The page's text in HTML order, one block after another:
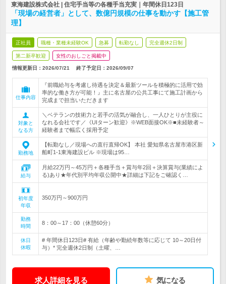
東海建設株式会社 | 住宅手当等の各種手当充実｜年間休日123日
「現場の経営者」として、数億円規模の仕事を動かす【施工管
理】
正社員 職種・業種未経験OK 急募 転勤なし 完全週休2日制
第二新卒歓迎 女性のおしごと掲載中
情報更新日：2026/07/21 終了予定日： 2026/09/07
仕事内容
『前職給与を考慮し待遇を決定＆最新ツールを積極的に活用で効
率的な働き方が可能！』主に名古屋の公共工事にて施工計画から
完成まで担当いただきます
対象と
なる方
＼ベテランの技術力と若手の活気が融合し、一人ひとりが主役に
なれる会社です／《UIターン歓迎》※WEB面接OK※■未経験者～
経験者まで幅広く採用予定
勤務地
【転勤なし／現場への直行直帰OK】 本社 愛知県名古屋市港区新
船町1-1東海建設ビル ※現場は95…
給与
月給22万円～45万円＋各種手当＋賞与年2回＋決算賞与(業績によ
る)あり★年代別平均年収公開中★詳細は下記をご確認く…
初年度
年収
350万円～900万円
勤務
時間
8：00～17：00（休憩60分）
休日
休暇
# 年間休日123日# 有給（年齢や勤続年数等に応じて 10～20日付
与）* 完全週休2日制（土曜、…
求人詳細を見る 気になる